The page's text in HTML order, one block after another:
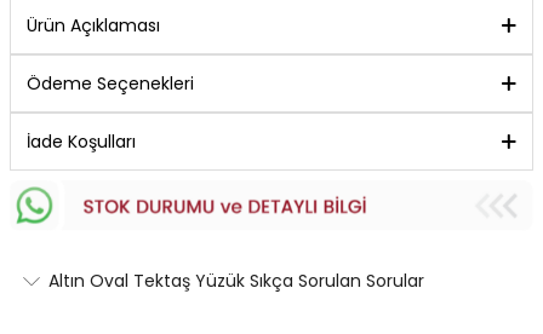
Ürün Açıklaması
Ödeme Seçenekleri
İade Koşulları
Altın Oval Tektaş Yüzük Sıkça Sorulan Sorular